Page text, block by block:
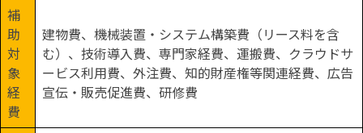
補
助
対
象
経
費
建物費、機械装置・システム構築費（リース料を含
む）、技術導入費、専門家経費、運搬費、クラウドサ
ービス利用費、外注費、知的財産権等関連経費、広告
宣伝・販売促進費、研修費